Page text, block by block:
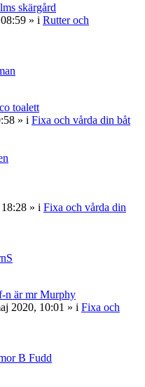
skärgård
» i Rutter och
toalett
» i Fixa och vårda din båt
» i Fixa och vårda din
n är mr Murphy
2020, 10:01 » i Fixa och
B Fudd